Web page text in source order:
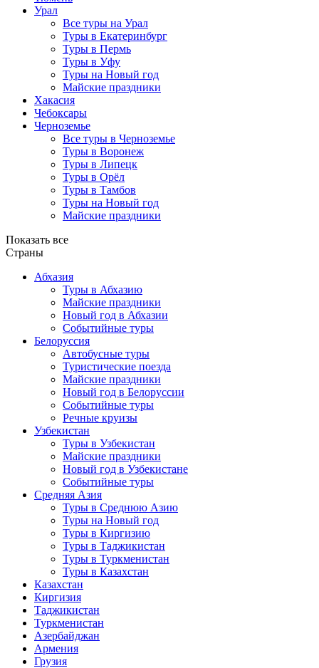
Урал
Все туры на Урал
Туры в Екатеринбург
Туры в Пермь
Туры в Уфу
Туры на Новый год
Майские праздники
Хакасия
Чебоксары
Черноземье
Все туры в Черноземье
Туры в Воронеж
Туры в Липецк
Туры в Орёл
Туры в Тамбов
Туры на Новый год
Майские праздники
Показать все
Страны
Абхазия
Туры в Абхазию
Майские праздники
Новый год в Абхазии
Событийные туры
Белоруссия
Автобусные туры
Туристические поезда
Майские праздники
Новый год в Белоруссии
Событийные туры
Речные круизы
Узбекистан
Туры в Узбекистан
Майские праздники
Новый год в Узбекистане
Событийные туры
Средняя Азия
Туры в Среднюю Азию
Туры на Новый год
Туры в Киргизию
Туры в Таджикистан
Туры в Туркменистан
Туры в Казахстан
Казахстан
Киргизия
Таджикистан
Туркменистан
Азербайджан
Армения
Грузия